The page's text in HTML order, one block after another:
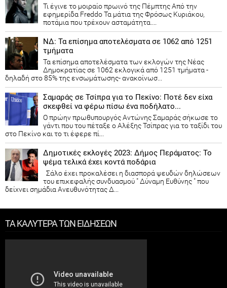
Τι έγινε το μοιραίο πρωινό της Πέμπτης Από την
εφημερίδα Freddo Τα μάτια της Φρόσως Κυριάκου,
ποτάμια που τρέχουν ασταμάτητα....
ΝΔ: Τα επίσημα αποτελέσματα σε 1062 από 1251
τμήματα
Τα επίσημα αποτελέσματα των εκλογών της Νέας
Δημοκρατίας​ σε 1062 εκλογικά από 1251 τμήματα -
δηλαδή στο 85% της ενσωμάτωσης- ανακοίνωσ...
Σαμαράς σε Τσίπρα για το Πεκίνο: Ποτέ δεν είχα
σκεφθεί να φέρω πίσω ένα ποδήλατο...
Ο πρώην πρωθυπουργός Αντώνης Σαμαράς σήκωσε το
γάντι που του πέταξε ο Αλέξης Τσίπρας για το ταξίδι του
στο Πεκίνο και το τι έφερε πί...
Δημοτικές εκλογές 2023: Δήμος Περάματος: Το
ψέμα τελικά έχει κοντά ποδάρια
Σάλο έχει προκαλέσει η διασπορά ψευδών δηλώσεων
του επικεφαλής συνδυασμού " Δύναμη Ευθύνης " που
δείχνει σημάδια Ανευθυνότητας Δ...
ΤΑ ΚΑΛΥΤΕΡΑ ΤΩΝ ΕΙΔΗΣΕΩΝ